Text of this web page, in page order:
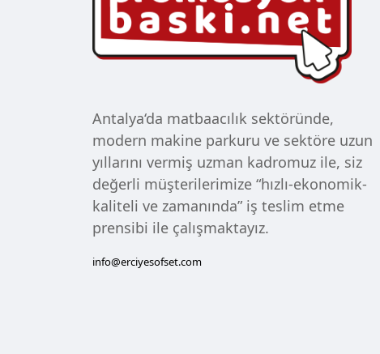
Antalya‘da matbaacılık sektöründe,
modern makine parkuru ve sektöre uzun
yıllarını vermiş uzman kadromuz ile, siz
değerli müşterilerimize “hızlı-ekonomik-
kaliteli ve zamanında” iş teslim etme
prensibi ile çalışmaktayız.
info@erciyesofset.com